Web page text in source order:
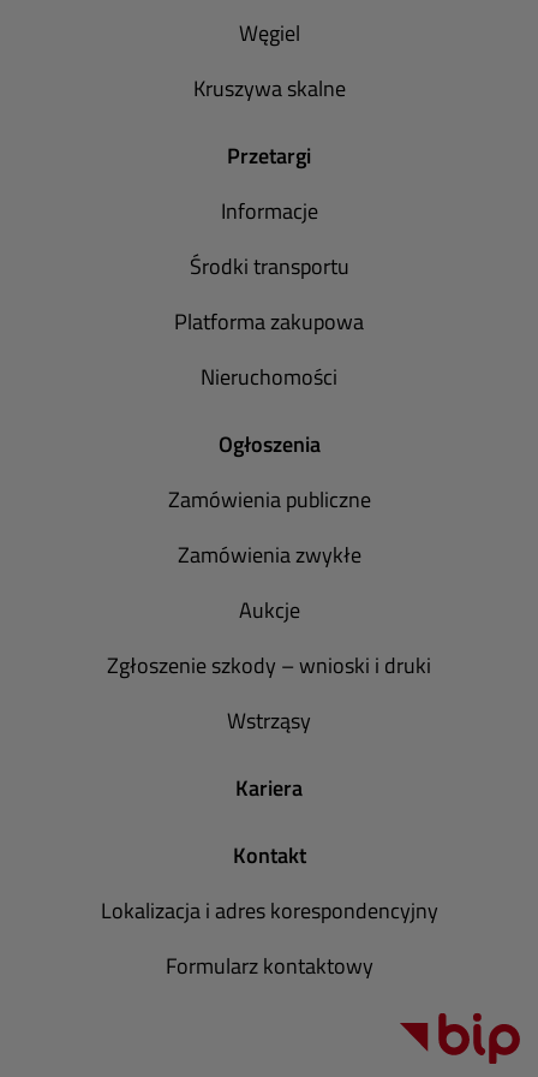
Węgiel
Kruszywa skalne
Przetargi
Informacje
Środki transportu
Platforma zakupowa
Nieruchomości
Ogłoszenia
Zamówienia publiczne
Zamówienia zwykłe
Aukcje
Zgłoszenie szkody – wnioski i druki
Wstrząsy
Kariera
Kontakt
Lokalizacja i adres korespondencyjny
Formularz kontaktowy